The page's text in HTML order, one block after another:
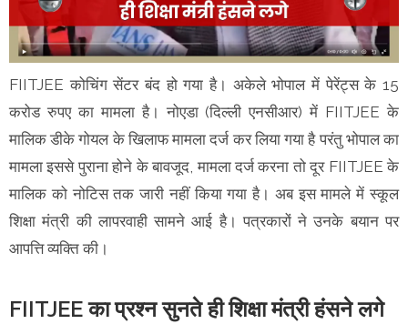
FIITJEE कोचिंग सेंटर बंद हो गया है। अकेले भोपाल में पेरेंट्स के 15
करोड रुपए का मामला है। नोएडा (दिल्ली एनसीआर) में FIITJEE के
मालिक डीके गोयल के खिलाफ मामला दर्ज कर लिया गया है परंतु भोपाल का
मामला इससे पुराना होने के बावजूद, मामला दर्ज करना तो दूर FIITJEE के
मालिक को नोटिस तक जारी नहीं किया गया है। अब इस मामले में स्कूल
शिक्षा मंत्री की लापरवाही सामने आई है। पत्रकारों ने उनके बयान पर
आपत्ति व्यक्ति की।
FIITJEE का प्रश्न सुनते ही शिक्षा मंत्री हंसने लगे